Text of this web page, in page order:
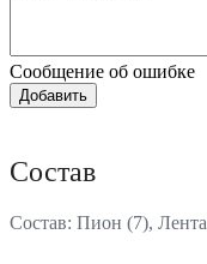
Сообщение об ошибке
Состав
Состав: Пион (7), Лента